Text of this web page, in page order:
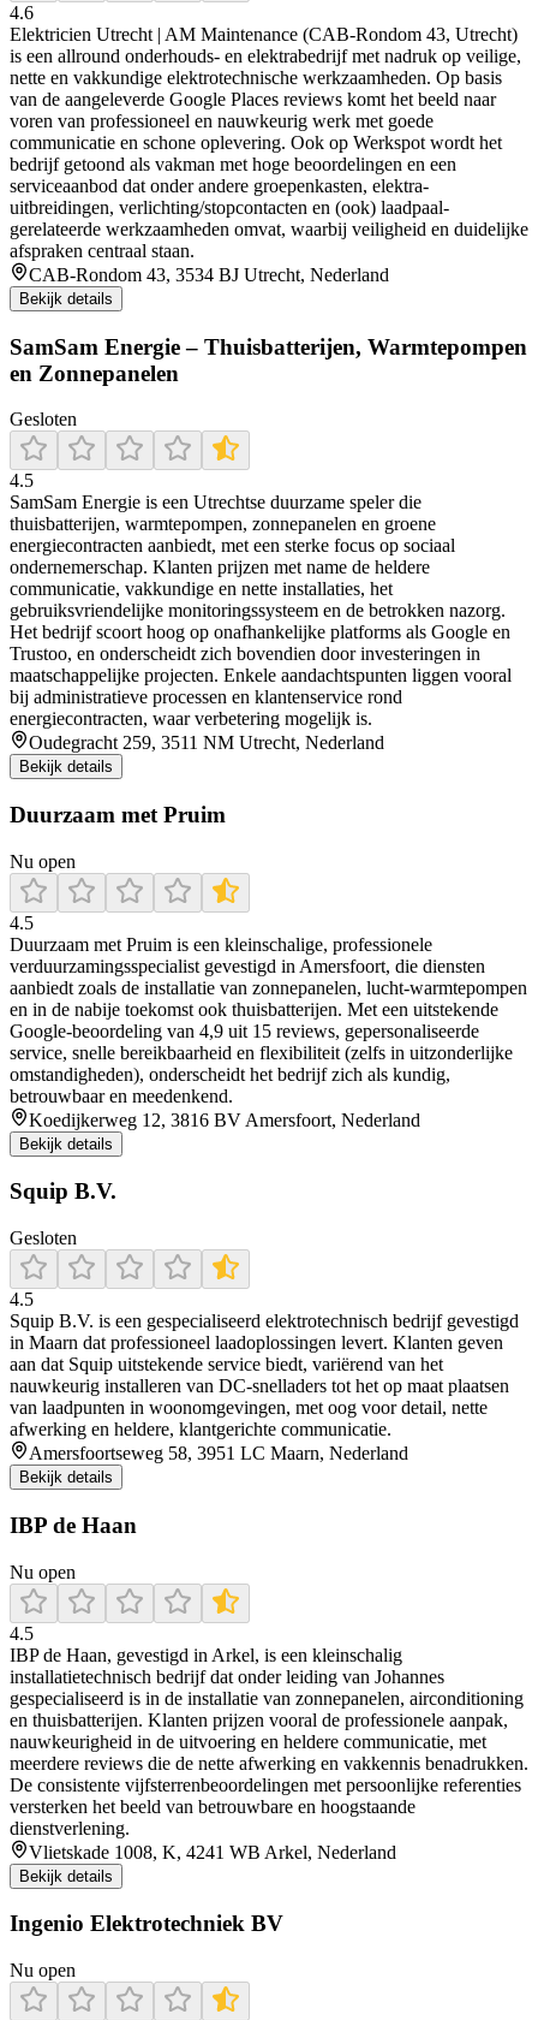
4.6
Elektricien Utrecht | AM Maintenance (CAB-Rondom 43, Utrecht)
is een allround onderhouds- en elektrabedrijf met nadruk op veilige,
nette en vakkundige elektrotechnische werkzaamheden. Op basis
van de aangeleverde Google Places reviews komt het beeld naar
voren van professioneel en nauwkeurig werk met goede
communicatie en schone oplevering. Ook op Werkspot wordt het
bedrijf getoond als vakman met hoge beoordelingen en een
serviceaanbod dat onder andere groepenkasten, elektra-
uitbreidingen, verlichting/stopcontacten en (ook) laadpaal-
gerelateerde werkzaamheden omvat, waarbij veiligheid en duidelijke
afspraken centraal staan.
CAB-Rondom 43, 3534 BJ Utrecht, Nederland
Bekijk details
SamSam Energie – Thuisbatterijen, Warmtepompen
en Zonnepanelen
Gesloten
4.5
SamSam Energie is een Utrechtse duurzame speler die
thuisbatterijen, warmtepompen, zonnepanelen en groene
energiecontracten aanbiedt, met een sterke focus op sociaal
ondernemerschap. Klanten prijzen met name de heldere
communicatie, vakkundige en nette installaties, het
gebruiksvriendelijke monitoringssysteem en de betrokken nazorg.
Het bedrijf scoort hoog op onafhankelijke platforms als Google en
Trustoo, en onderscheidt zich bovendien door investeringen in
maatschappelijke projecten. Enkele aandachtspunten liggen vooral
bij administratieve processen en klantenservice rond
energiecontracten, waar verbetering mogelijk is.
Oudegracht 259, 3511 NM Utrecht, Nederland
Bekijk details
Duurzaam met Pruim
Nu open
4.5
Duurzaam met Pruim is een kleinschalige, professionele
verduurzamingsspecialist gevestigd in Amersfoort, die diensten
aanbiedt zoals de installatie van zonnepanelen, lucht‑warmtepompen
en in de nabije toekomst ook thuisbatterijen. Met een uitstekende
Google‑beoordeling van 4,9 uit 15 reviews, gepersonaliseerde
service, snelle bereikbaarheid en flexibiliteit (zelfs in uitzonderlijke
omstandigheden), onderscheidt het bedrijf zich als kundig,
betrouwbaar en meedenkend.
Koedijkerweg 12, 3816 BV Amersfoort, Nederland
Bekijk details
Squip B.V.
Gesloten
4.5
Squip B.V. is een gespecialiseerd elektrotechnisch bedrijf gevestigd
in Maarn dat professioneel laadoplossingen levert. Klanten geven
aan dat Squip uitstekende service biedt, variërend van het
nauwkeurig installeren van DC‑snelladers tot het op maat plaatsen
van laadpunten in woonomgevingen, met oog voor detail, nette
afwerking en heldere, klantgerichte communicatie.
Amersfoortseweg 58, 3951 LC Maarn, Nederland
Bekijk details
IBP de Haan
Nu open
4.5
IBP de Haan, gevestigd in Arkel, is een kleinschalig
installatietechnisch bedrijf dat onder leiding van Johannes
gespecialiseerd is in de installatie van zonnepanelen, airconditioning
en thuisbatterijen. Klanten prijzen vooral de professionele aanpak,
nauwkeurigheid in de uitvoering en heldere communicatie, met
meerdere reviews die de nette afwerking en vakkennis benadrukken.
De consistente vijfsterrenbeoordelingen met persoonlijke referenties
versterken het beeld van betrouwbare en hoogstaande
dienstverlening.
Vlietskade 1008, K, 4241 WB Arkel, Nederland
Bekijk details
Ingenio Elektrotechniek BV
Nu open